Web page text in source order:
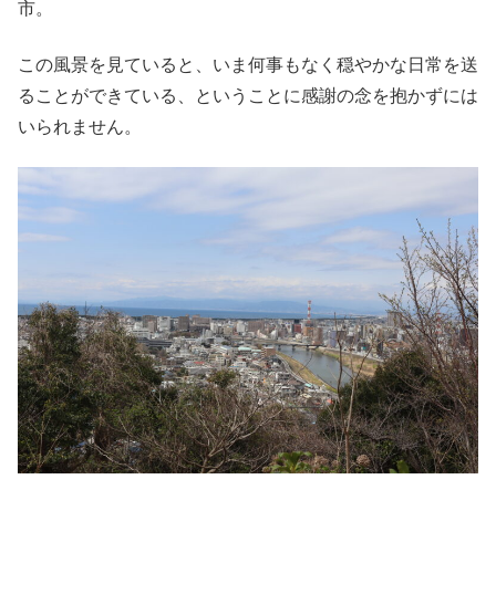
市。
この風景を見ていると、いま何事もなく穏やかな日常を送
ることができている、ということに感謝の念を抱かずには
いられません。